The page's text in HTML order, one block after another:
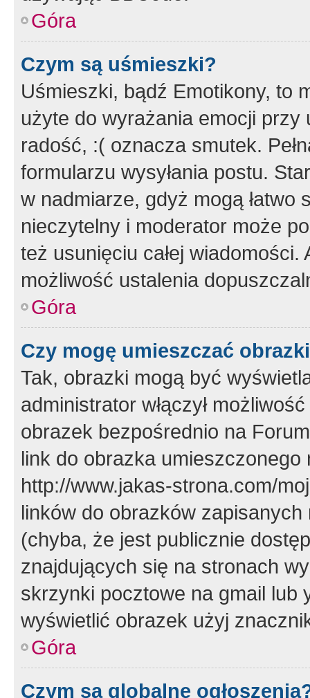
Góra
Czym są uśmieszki?
Uśmieszki, bądź Emotikony, to
użyte do wyrażania emocji
radość, :( oznacza smutek.
formularzu wysyłania postu.
w nadmiarze, gdyż mogą
nieczytelny i moderator może
też usunięciu całej
możliwość ustalenia
Góra
Czy mogę umieszczać
Tak, obrazki mogą być
administrator włączył
obrazek bezpośrednio na
link do obrazka
http://www.jakas-strona.com/
linków do obrazków
(chyba, że jest publicznie
znajdujących się na stronach
skrzynki pocztowe na gmail lub
wyświetlić obrazek użyj
Góra
Czym są globalne